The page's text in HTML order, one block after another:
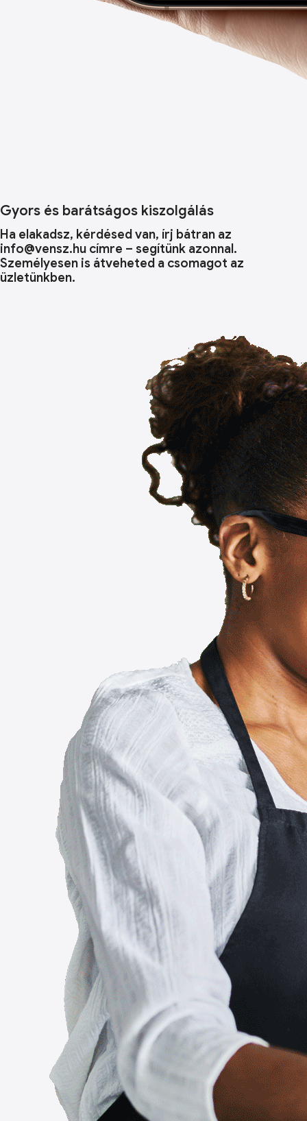
Gyors és barátságos kiszolgálás
Ha elakadsz, kérdésed van, írj bátran az
info@vensz.hu címre – segítünk azonnal.
Személyesen is átveheted a csomagot az
üzletünkben.